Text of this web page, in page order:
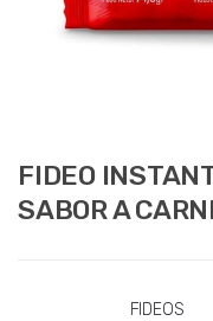
FIDEO
SABOR A
FIDEOS